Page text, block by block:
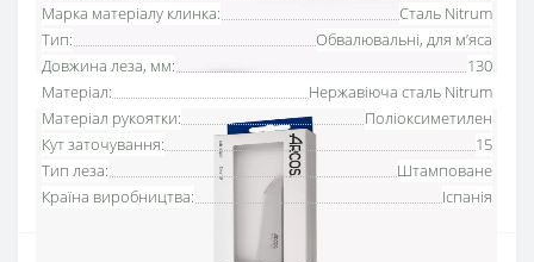
Марка матеріалу клинка:
Сталь Nitrum
Тип:
Обвалювальні, для м’яса
Довжина леза, мм:
130
Матеріал:
Нержавіюча сталь Nitrum
Матеріал рукоятки:
Поліоксиметилен
Кут заточування:
15
Тип леза:
Штамповане
Країна виробництва:
Іспанія